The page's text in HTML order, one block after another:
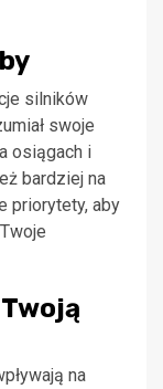
silników
swoje
osiągach i
bardziej na
priorytety, aby
na